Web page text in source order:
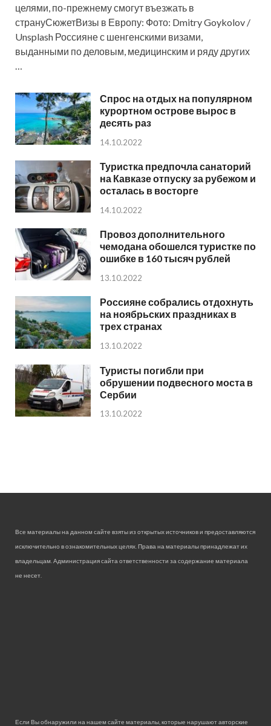
целями, по-прежнему смогут въезжать в
странуСюжетВизы в Европу: Фото: Dmitry Goykolov /
Unsplash Россияне с шенгенскими визами,
выданными по деловым, медицинским и ряду других
…
Спрос на отдых на популярном
курортном острове вырос в
десять раз
14.10.2022
Туристка предпочла санаторий
на Кавказе отпуску за рубежом и
осталась в восторге
14.10.2022
Провоз дополнительного
чемодана обошелся туристке по
ошибке в 160 тысяч рублей
13.10.2022
Россияне собрались отдохнуть
на ноябрьских праздниках в
трех странах
13.10.2022
Туристы погибли при
обрушении подвесного моста в
Сербии
13.10.2022
Все материалы на данном сайте взяты из открытых источников и предоставляются
исключительно в ознакомительных целях. Права на материалы принадлежат их
владельцам. Администрация сайта ответственности за содержание материала
не несет.
Если Вы обнаружили на нашем сайте материалы, которые нарушают авторские